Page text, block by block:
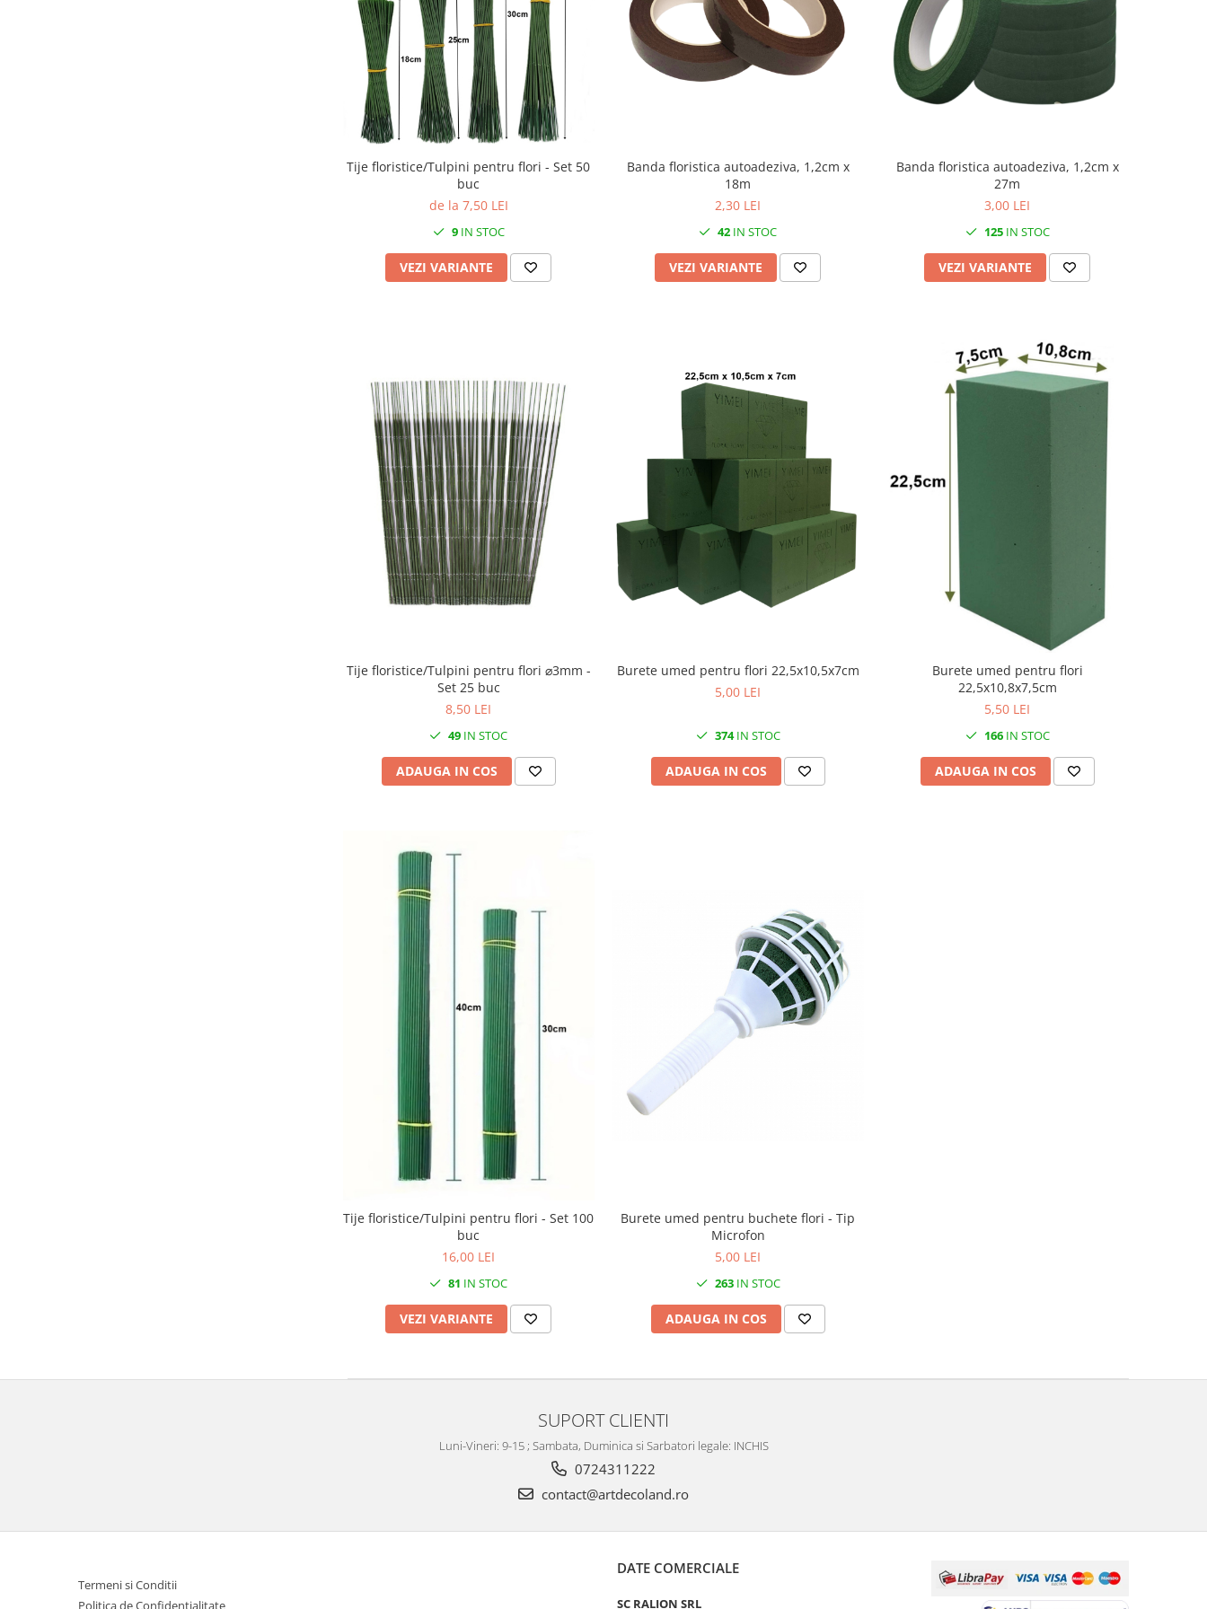
Tije floristice/Tulpini pentru flori - Set 50
buc
de la 7,50 LEI
9IN STOC
VEZI VARIANTE
Banda floristica autoadeziva, 1,2cm x
18m
2,30 LEI
42 IN STOC
VEZI VARIANTE
Banda floristica autoadeziva, 1,2cm x
27m
3,00 LEI
125IN STOC
VEZI VARIANTE
Tije floristice/Tulpini pentru flori ⌀3mm -
Set 25 buc
8,50 LEI
49 IN STOC
ADAUGA IN COS
Burete umed pentru flori 22,5x10,5x7cm
5,00 LEI
374IN STOC
ADAUGA IN COS
Burete umed pentru flori
22,5x10,8x7,5cm
5,50 LEI
166IN STOC
ADAUGA IN COS
Tije floristice/Tulpini pentru flori - Set 100
buc
16,00 LEI
81 IN STOC
VEZI VARIANTE
Burete umed pentru buchete flori - Tip
Microfon
5,00 LEI
263IN STOC
ADAUGA IN COS
SUPORT CLIENTI
Luni-Vineri: 9-15 ; Sambata, Duminica si Sarbatori legale: INCHIS
0724311222
contact@artdecoland.ro
Termeni si Conditii
Politica de Confidentialitate
DATE COMERCIALE
SC RALION SRL